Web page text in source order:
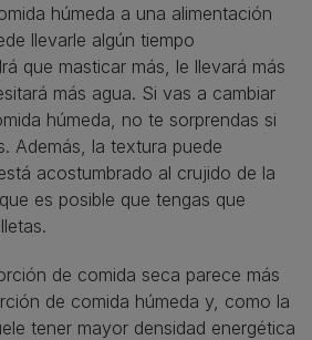
húmeda a una alimentación
llevarle algún tiempo
que masticar más, le llevará más
más agua. Si vas a cambiar
húmeda, no te sorprendas si
Además, la textura puede
acostumbrado al crujido de la
es posible que tengas que
de comida seca parece más
de comida húmeda y, como la
tener mayor densidad energética